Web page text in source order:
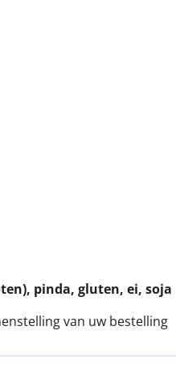
pinda, gluten, ei, soja
van uw bestelling